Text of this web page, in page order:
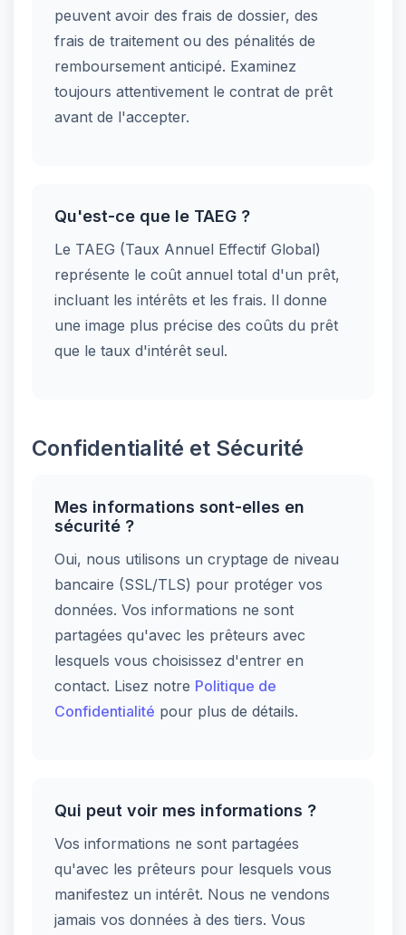
peuvent avoir des frais de dossier, des
frais de traitement ou des pénalités de
remboursement anticipé. Examinez
toujours attentivement le contrat de prêt
avant de l'accepter.
Qu'est-ce que le TAEG ?
Le TAEG (Taux Annuel Effectif Global)
représente le coût annuel total d'un prêt,
incluant les intérêts et les frais. Il donne
une image plus précise des coûts du prêt
que le taux d'intérêt seul.
Confidentialité et Sécurité
Mes informations sont-elles en
sécurité ?
Oui, nous utilisons un cryptage de niveau
bancaire (SSL/TLS) pour protéger vos
données. Vos informations ne sont
partagées qu'avec les prêteurs avec
lesquels vous choisissez d'entrer en
contact. Lisez notre Politique de
Confidentialité pour plus de détails.
Qui peut voir mes informations ?
Vos informations ne sont partagées
qu'avec les prêteurs pour lesquels vous
manifestez un intérêt. Nous ne vendons
jamais vos données à des tiers. Vous